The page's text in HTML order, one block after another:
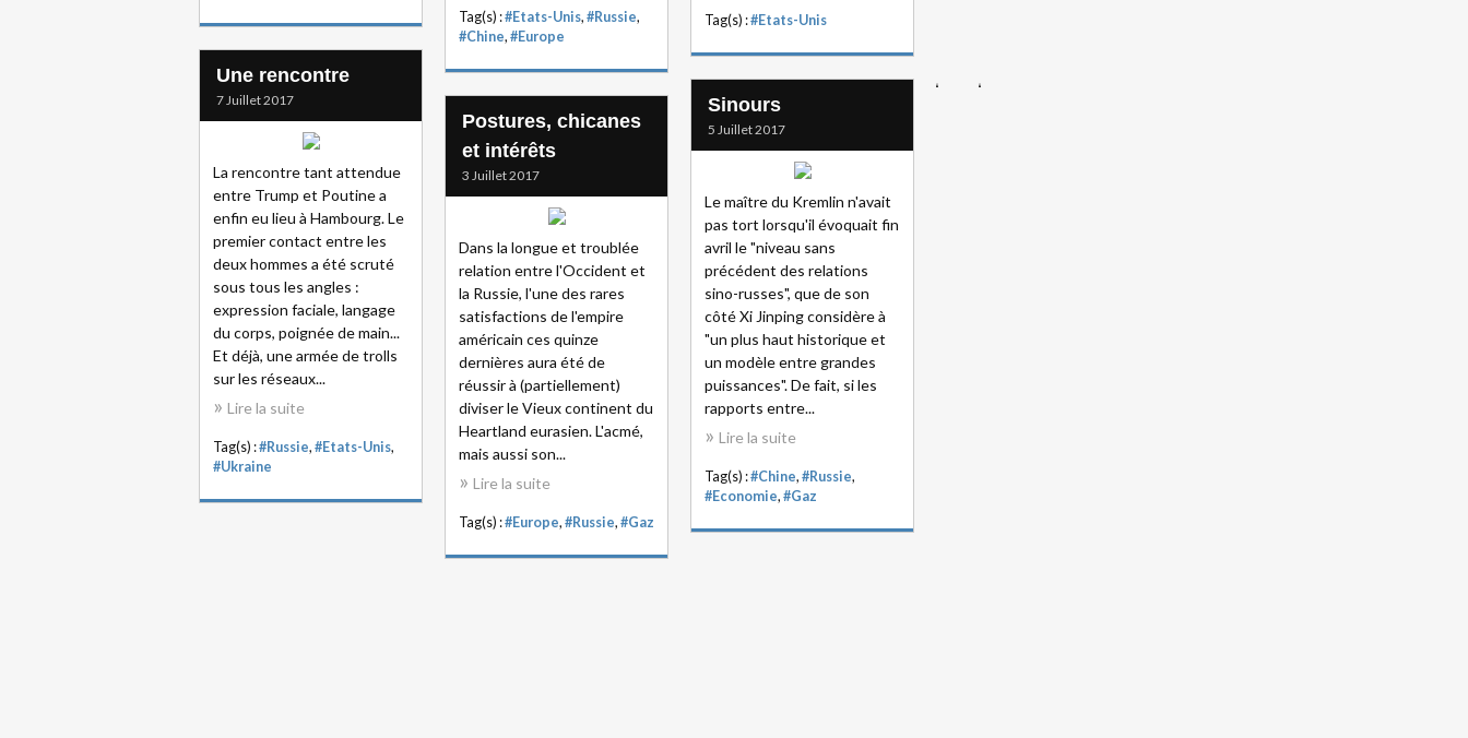
Tag(s) :#Etats-Unis
Tag(s) :#Etats-Unis, #Russie,
#Chine, #Europe
Une rencontre
7 Juillet 2017
La rencontre tant attendue
entre Trump et Poutine a
enfin eu lieu à Hambourg. Le
premier contact entre les
deux hommes a été scruté
sous tous les angles :
expression faciale, langage
du corps, poignée de main...
Et déjà, une armée de trolls
sur les réseaux...
Lire la suite
Tag(s) :#Russie, #Etats-Unis,
#Ukraine
Sinours
5 Juillet 2017
Le maître du Kremlin n'avait
pas tort lorsqu'il évoquait fin
avril le "niveau sans
précédent des relations
sino-russes", que de son
côté Xi Jinping considère à
"un plus haut historique et
un modèle entre grandes
puissances". De fait, si les
rapports entre...
Lire la suite
Tag(s) :#Chine, #Russie,
#Economie, #Gaz
Postures, chicanes
et intérêts
3 Juillet 2017
Dans la longue et troublée
relation entre l'Occident et
la Russie, l'une des rares
satisfactions de l'empire
américain ces quinze
dernières aura été de
réussir à (partiellement)
diviser le Vieux continent du
Heartland eurasien. L'acmé,
mais aussi son...
Lire la suite
Tag(s) :#Europe, #Russie, #Gaz